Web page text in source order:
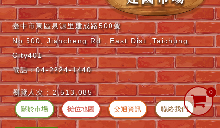
臺中市東區泉源里建成路500號
No.500, Jiancheng Rd., East Dist.,Taichung
City401
電話：04-2224-1440
瀏覽人次 : 2,513,085
關於市場 攤位地圖 交通資訊 聯絡我們